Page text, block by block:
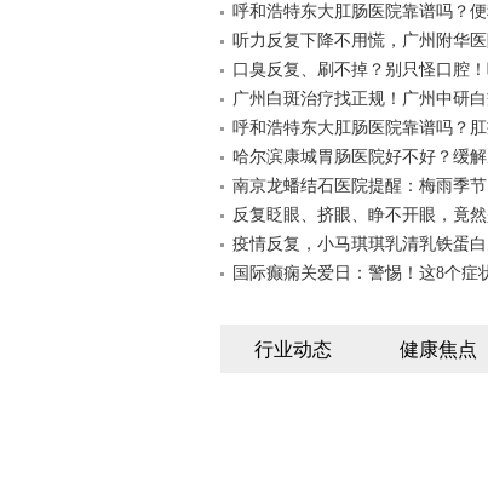
呼和浩特东大肛肠医院靠谱吗？
听力反复下降不用慌，广州附华
口臭反复、刷不掉？别只怪口腔
广州白斑治疗找正规！广州中研
呼和浩特东大肛肠医院靠谱吗？
哈尔滨康城胃肠医院好不好？缓
南京龙蟠结石医院提醒：梅雨季
反复眨眼、挤眼、睁不开眼，竟
疫情反复，小马琪琪乳清乳铁蛋
国际癫痫关爱日：警惕！这8个症
行业动态 健康焦点